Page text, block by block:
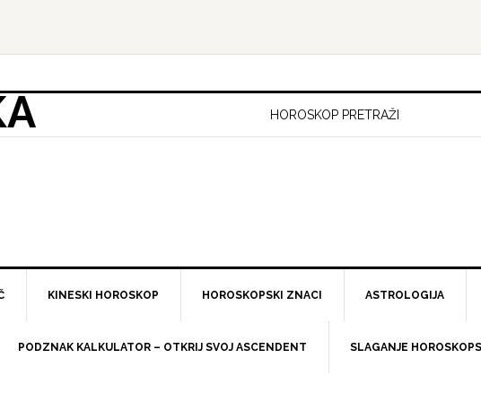
HOROSKOP PRETRAŽI
KINESKI HOROSKOP HOROSKOPSKI ZNACI ASTROLOGIJA
PODZNAK KALKULATOR – OTKRIJ SVOJ ASCENDENT SLAGANJE